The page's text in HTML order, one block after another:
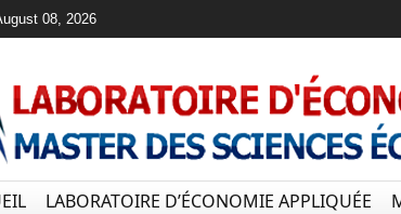
08, 2026
LABORATOIRE D’ÉCONOMIE APPLIQUÉE